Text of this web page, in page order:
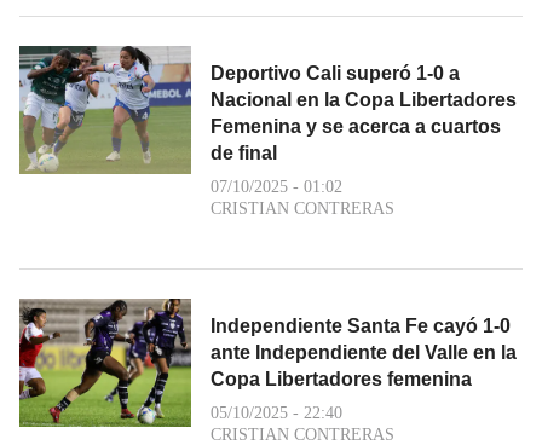
Deportivo Cali superó 1-0 a
Nacional en la Copa Libertadores
Femenina y se acerca a cuartos
de final
07/10/2025 - 01:02
CRISTIAN CONTRERAS
Independiente Santa Fe cayó 1-0
ante Independiente del Valle en la
Copa Libertadores femenina
05/10/2025 - 22:40
CRISTIAN CONTRERAS